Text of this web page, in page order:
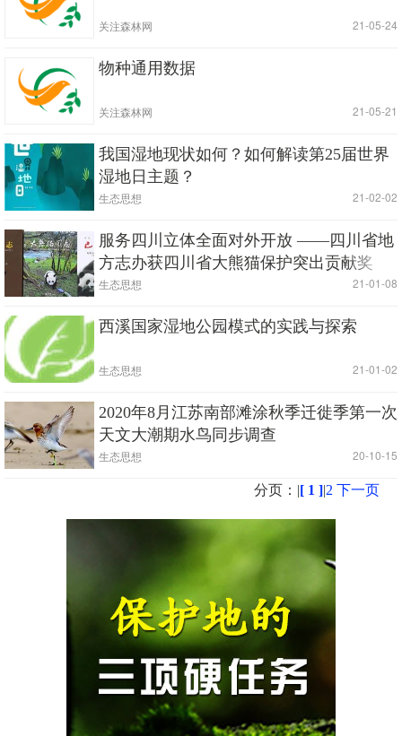
关注森林网 | 21-05-24
物种通用数据
关注森林网 | 21-05-21
我国湿地现状如何？如何解读第25届世界
湿地日主题？
生态思想 | 21-02-02
服务四川立体全面对外开放 ——四川省地
方志办获四川省大熊猫保护突出贡献奖
生态思想 | 21-01-08
西溪国家湿地公园模式的实践与探索
生态思想 | 21-01-02
2020年8月江苏南部滩涂秋季迁徙季第一次
天文大潮期水鸟同步调查
生态思想 | 20-10-15
分页：|[ 1 ]|2 下一页